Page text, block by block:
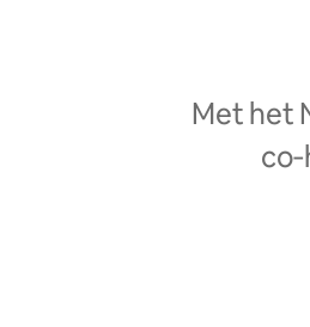
Met het